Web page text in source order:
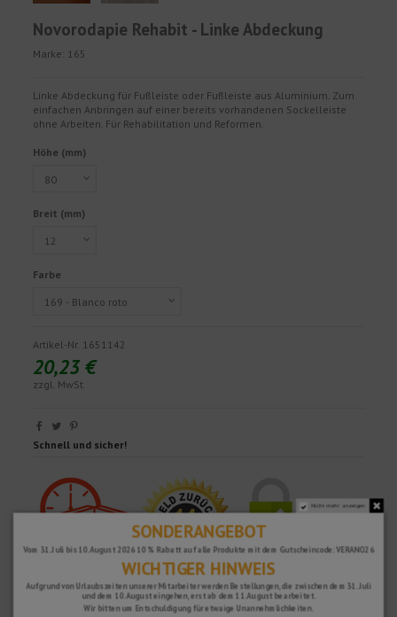
Novorodapie Rehabit - Linke Abdeckung
Marke: 165
Linke Abdeckung für Fußleiste oder Fußleiste aus Aluminium. Zum
einfachen Anbringen auf einer bereits vorhandenen Sockelleiste
ohne Arbeiten. Für Rehabilitation und Reformen.
Höhe (mm)
Breit (mm)
Farbe
Artikel-Nr. 1651142
20,23 €
zzgl. MwSt.
Schnell und sicher!
Nicht mehr anzeigen.
SONDERANGEBOT
Vom 31. Juli bis 10. August 2026 10 % Rabatt auf alle Produkte mit dem Gutscheincode: VERANO26
WICHTIGER HINWEIS
Aufgrund von Urlaubszeiten unserer Mitarbeiter werden Bestellungen, die zwischen dem 31. Juli
und dem 10. August eingehen, erst ab dem 11. August bearbeitet.
Wir bitten um Entschuldigung für etwaige Unannehmlichkeiten.